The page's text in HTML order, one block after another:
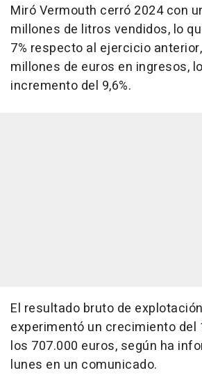
Miró Vermouth cerró 2024 con
millones de litros vendidos, lo
7% respecto al ejercicio
millones de euros en ingresos,
incremento del 9,6%.
El resultado bruto de
experimentó un crecimiento del
los 707.000 euros, según ha
lunes en un comunicado.